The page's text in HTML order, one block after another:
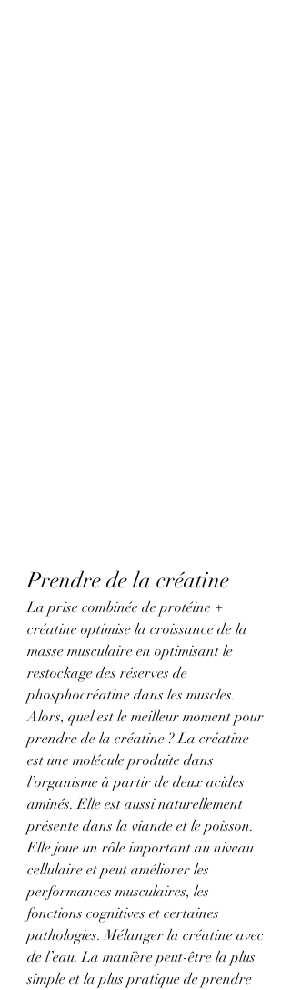
Prendre de la créatine
La prise combinée de protéine +
créatine optimise la croissance de la
masse musculaire en optimisant le
restockage des réserves de
phosphocréatine dans les muscles.
Alors, quel est le meilleur moment pour
prendre de la créatine ? La créatine
est une molécule produite dans
l’organisme à partir de deux acides
aminés. Elle est aussi naturellement
présente dans la viande et le poisson.
Elle joue un rôle important au niveau
cellulaire et peut améliorer les
performances musculaires, les
fonctions cognitives et certaines
pathologies. Mélanger la créatine avec
de l’eau. La manière peut-être la plus
simple et la plus pratique de prendre